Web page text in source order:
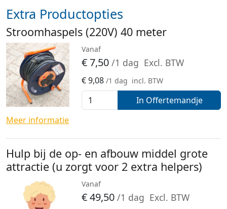
Extra Productopties
Stroomhaspels (220V) 40 meter
Vanaf
€7,50 /1 dag Excl. BTW
€9,08 /1 dag incl. BTW
In Offertemandje
Meer informatie
Hulp bij de op- en afbouw middel grote
attractie (u zorgt voor 2 extra helpers)
Vanaf
€49,50 /1 dag Excl. BTW